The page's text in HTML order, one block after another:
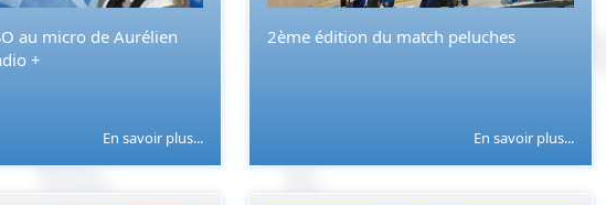
au micro de Aurélien
+
En savoir plus...
2ème édition du match peluches
En savoir plus...